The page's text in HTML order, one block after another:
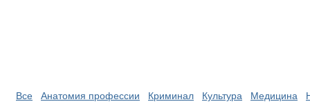
Все Анатомия профессии Криминал Культура Медицина